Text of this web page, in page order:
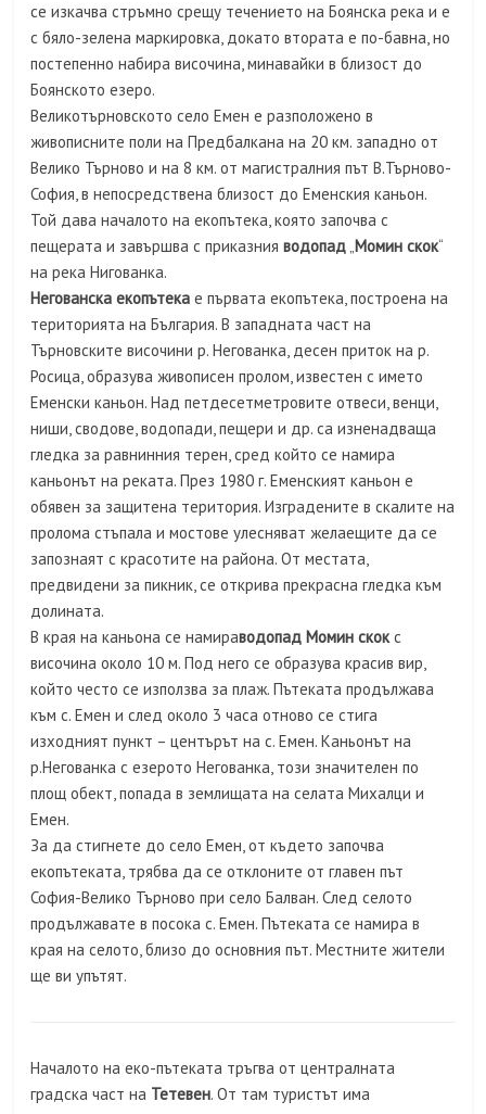
се изкачва стръмно срещу течението на Боянска река и е
с бяло-зелена маркировка, докато втората е по-бавна, но
постепенно набира височина, минавайки в близост до
Боянското езеро.
Великотърновското село Емен е разположено в
живописните поли на Предбалкана на 20 км. западно от
Велико Търново и на 8 км. от магистралния път В.Търново-
София, в непосредствена близост до Еменския каньон.
Той дава началото на екопътека, която започва с
пещерата и завършва с приказнияводопад „Момин скок“
на река Нигованка.
Негованска екопътека е първата екопътека, построена на
територията на България. В западната част на
Търновските височини р. Негованка, десен приток на р.
Росица, образува живописен пролом, известен с името
Еменски каньон. Над петдесетметровите отвеси, венци,
ниши, сводове, водопади, пещери и др. са изненадваща
гледка за равнинния терен, сред който се намира
каньонът на реката. През 1980 г. Еменският каньон е
обявен за защитена територия. Изградените в скалите на
пролома стъпала и мостове улесняват желаещите да се
запознаят с красотите на района. От местата,
предвидени за пикник, се открива прекрасна гледка към
долината.
В края на каньона се намираводопад Момин скокс
височина около 10 м. Под него се образува красив вир,
който често се използва за плаж. Пътеката продължава
към с. Емен и след около 3 часа отново се стига
изходният пункт – центърът на с. Емен. Каньонът на
р.Негованка с езерото Негованка, този значителен по
площ обект, попада в землищата на селата Михалци и
Емен.
За да стигнете до село Емен, от където започва
екопътеката, трябва да се отклоните от главен път
София-Велико Търново при село Балван. След селото
продължавате в посока с. Емен. Пътеката се намира в
края на селото, близо до основния път. Местните жители
ще ви упътят.
Началото на еко-пътеката тръгва от централната
градска част на Тетевен. От там туристът има